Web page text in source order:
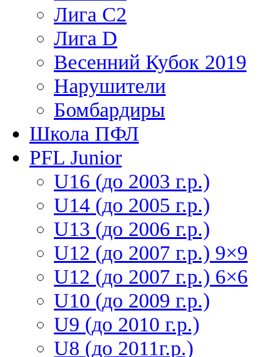
Лига С2
Лига D
Весенний Кубок 2019
Нарушители
Бомбардиры
Школа ПФЛ
PFL Junior
U16 (до 2003 г.р.)
U14 (до 2005 г.р.)
U13 (до 2006 г.р.)
U12 (до 2007 г.р.) 9×9
U12 (до 2007 г.р.) 6×6
U10 (до 2009 г.р.)
U9 (до 2010 г.р.)
U8 (до 2011г.р.)